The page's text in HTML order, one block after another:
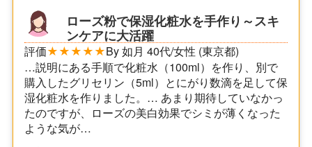
ローズ粉で保湿化粧水を手作り～スキ
ンケアに大活躍
評価★★★★★By 如月 40代/女性 (東京都)
…説明にある手順で化粧水（100ml）を作り、別で
購入したグリセリン（5ml）とにがり数滴を足して保
湿化粧水を作りました。… あまり期待していなかっ
たのですが、ローズの美白効果でシミが薄くなった
ような気が…